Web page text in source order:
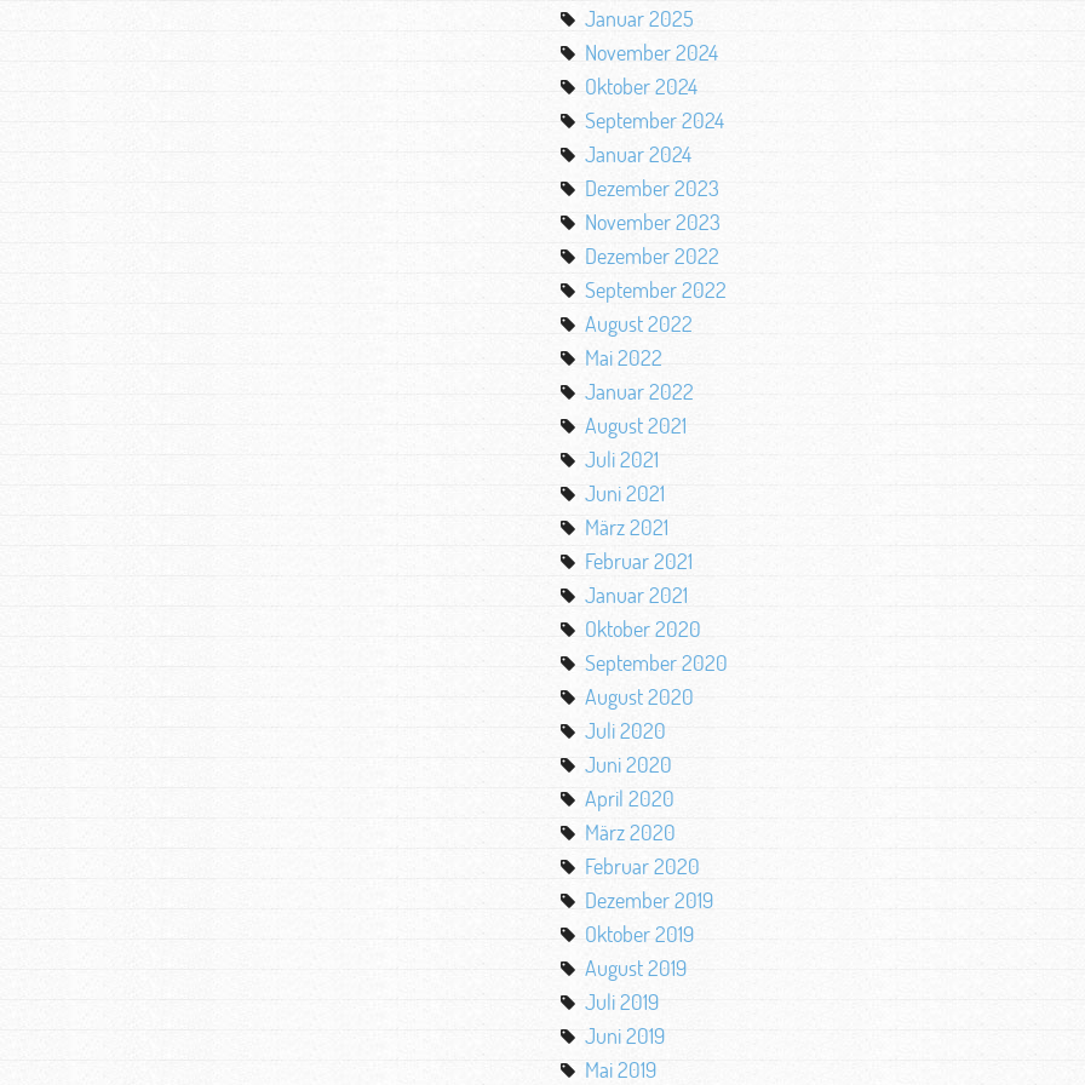
Januar 2025
November 2024
Oktober 2024
September 2024
Januar 2024
Dezember 2023
November 2023
Dezember 2022
September 2022
August 2022
Mai 2022
Januar 2022
August 2021
Juli 2021
Juni 2021
März 2021
Februar 2021
Januar 2021
Oktober 2020
September 2020
August 2020
Juli 2020
Juni 2020
April 2020
März 2020
Februar 2020
Dezember 2019
Oktober 2019
August 2019
Juli 2019
Juni 2019
Mai 2019